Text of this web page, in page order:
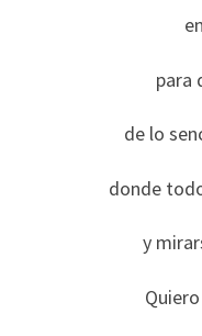
para
de lo
donde
y